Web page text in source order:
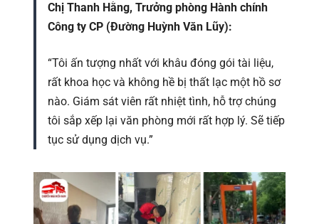
Chị Thanh Hằng, Trưởng phòng Hành chính
Công ty CP (Đường Huỳnh Văn Lũy):
“Tôi ấn tượng nhất với khâu đóng gói tài liệu,
rất khoa học và không hề bị thất lạc một hồ sơ
nào. Giám sát viên rất nhiệt tình, hỗ trợ chúng
tôi sắp xếp lại văn phòng mới rất hợp lý. Sẽ tiếp
tục sử dụng dịch vụ.”